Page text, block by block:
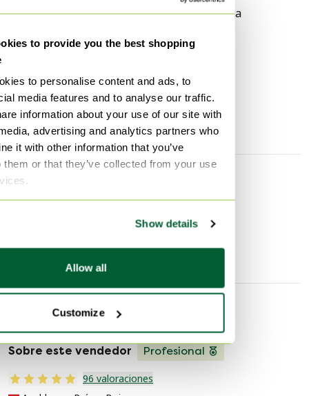
to provide you the best shopping
to personalise content and ads, to
media features and to analyse our traffic.
information about your use of our site with
advertising and analytics partners who
it with other information that you’ve
them or that they’ve collected from your use
Show details
Allow all
Customize
con blanca y morada. El mosaico está colocado con gran
Un elemento decorativo muy atractivo para una tienda,
supuesto, para el hogar. En muy buen estado.
Dimensiones:
Altura: 40 cm
Largo: 120 cm
Material
Madera, Cerámica
Altura
40 cm
Anchura
120 cm
Profundidad
Mesas de centro
Información del vendedor
Sobre este vendedor Profesional
96 valoraciones